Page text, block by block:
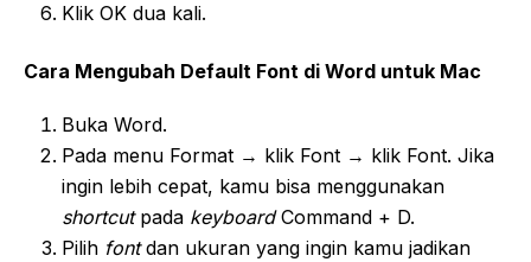
Klik OK dua kali.
Cara Mengubah Default Font di Word untuk Mac
Buka Word.
Pada menu Format → klik Font → klik Font. Jika
ingin lebih cepat, kamu bisa menggunakan
shortcut pada keyboardCommand + D.
Pilih fontdan ukuran yang ingin kamu jadikan